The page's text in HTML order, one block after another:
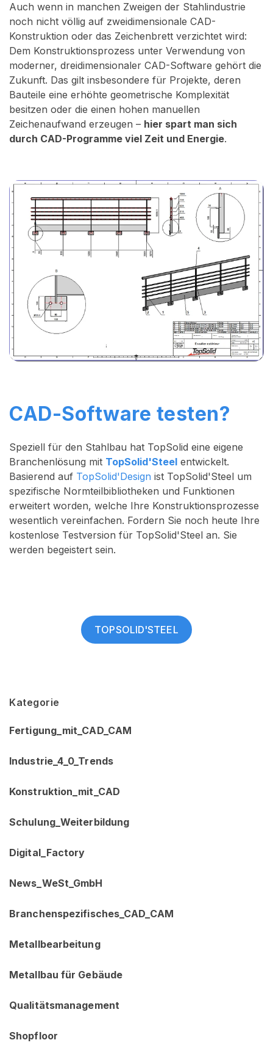
Auch wenn in manchen Zweigen der Stahlindustrie
noch nicht völlig auf zweidimensionale CAD-
Konstruktion oder das Zeichenbrett verzichtet wird:
Dem Konstruktionsprozess unter Verwendung von
moderner, dreidimensionaler CAD-Software gehört die
Zukunft. Das gilt insbesondere für Projekte, deren
Bauteile eine erhöhte geometrische Komplexität
besitzen oder die einen hohen manuellen
Zeichenaufwand erzeugen – hier spart man sich
durch CAD-Programme viel Zeit und Energie.
CAD-Software testen?
Speziell für den Stahlbau hat TopSolid eine eigene
Branchenlösung mit TopSolid'Steel entwickelt.
Basierend auf TopSolid'Design ist TopSolid'Steel um
spezifische Normteilbibliotheken und Funktionen
erweitert worden, welche Ihre Konstruktionsprozesse
wesentlich vereinfachen. Fordern Sie noch heute Ihre
kostenlose Testversion für TopSolid'Steel an. Sie
werden begeistert sein.
TOPSOLID'STEEL
Kategorie
Fertigung_mit_CAD_CAM
Industrie_4_0_Trends
Konstruktion_mit_CAD
Schulung_Weiterbildung
Digital_Factory
News_WeSt_GmbH
Branchenspezifisches_CAD_CAM
Metallbearbeitung
Metallbau für Gebäude
Qualitätsmanagement
Shopfloor